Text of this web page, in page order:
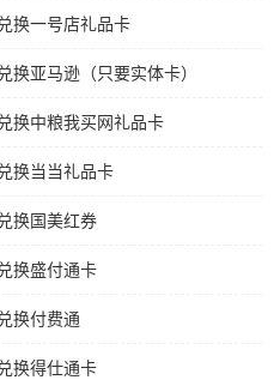
换一号店礼品卡
换亚马逊（只要实体卡）
换中粮我买网礼品卡
换当当礼品卡
换国美红券
换盛付通卡
换付费通
换得仕通卡